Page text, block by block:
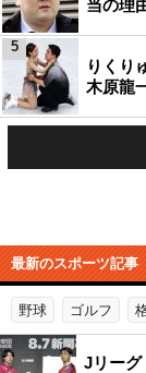
当の理
りくり
木原龍
5
最新のスポーツ記事
野球 ゴルフ
Jリー